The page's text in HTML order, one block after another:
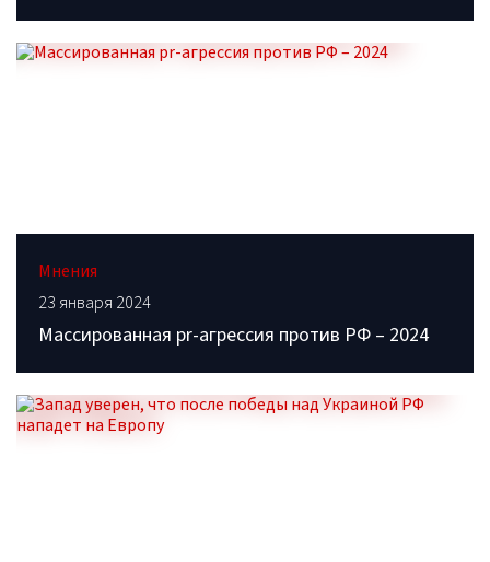
Мнения
23 января 2024
Массированная pr-агрессия против РФ – 2024